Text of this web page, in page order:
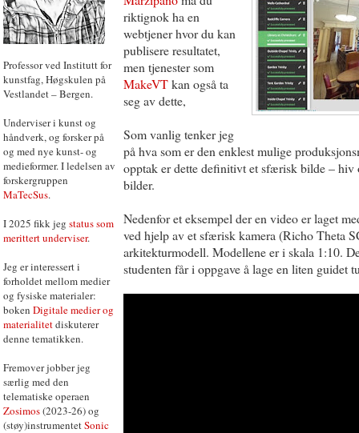
Professor ved Institutt for
kunstfag, Høgskulen på
Vestlandet – Bergen.
Underviser i kunst og
håndverk, og forsker på
og med nye kunst- og
medieformer. I ledelsen av
forskergruppen
MaTecSus.
I 2025 fikk jeg status som
merittert underviser.
Jeg er interessert i
forholdet mellom medier
og fysiske materialer:
boken Digitale medier og
materialitetdiskuterer
denne tematikken.
Fremover jobber jeg
særlig med den
telematiske operaen
Zosimos(2023-26) og
(støy)instrumentetSonic
riktignok ha en
webtjener hvor du kan
publisere resultatet,
men tjenester som
MakeVTkan også ta
seg av dette,
Som vanlig tenker jeg
på hva som er den enklest mulige
opptak er dette definitivt et sfærisk bilde – hiv
bilder.
Nedenfor et eksempel der en video er laget
ved hjelp av et sfærisk kamera (Richo Theta
arkitekturmodell. Modellene er i skala 1:10.
studenten får i oppgave å lage en liten guidet